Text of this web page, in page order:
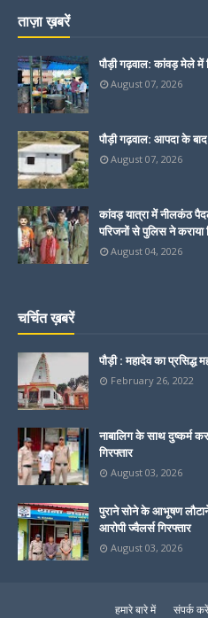
ताज़ा ख़बरें
पौड़ी गढ़वाल: कांवड़ मेले में
August 07, 2026
पौड़ी गढ़वाल: आपदा के
August 07, 2026
कांवड़ यात्रा में नीलकंठ
परिजनों से पुलिस ने कराया
August 04, 2026
चर्चित ख़बरें
पौड़ी : महादेव का प्रसिद्ध
February 26, 2022
नाबालिग के साथ दुष्कर्म
गिरफ्तार
August 03, 2026
पुराने सोने के आभूषण
आरोपी ज्वैलर्स गिरफ्तार
August 03, 2026
हमारे बारे में संपर्क करें